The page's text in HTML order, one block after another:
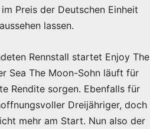
Preis der Deutschen Einheit
lassen.
Rennstall startet Enjoy The
Sea The Moon-Sohn läuft für
Rendite sorgen. Ebenfalls für
Dreijähriger, doch
mehr am Start. Nun also der